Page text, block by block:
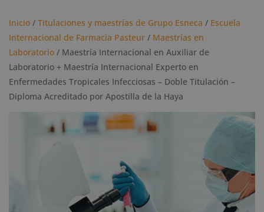
Inicio / Titulaciones y maestrías de Grupo Esneca / Escuela
Internacional de Farmacia Pasteur / Maestrías en
Laboratorio / Maestría Internacional en Auxiliar de
Laboratorio + Maestría Internacional Experto en
Enfermedades Tropicales Infecciosas – Doble Titulación –
Diploma Acreditado por Apostilla de la Haya